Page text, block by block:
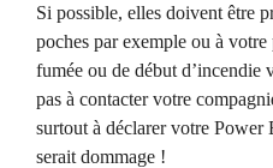
Si possible, elles doivent être
poches par exemple ou à
fumée ou de début d’incendie
pas à contacter votre
surtout à déclarer votre Power
serait dommage !